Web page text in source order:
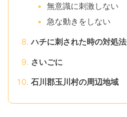
無意識に刺激しない
急な動きをしない
ハチに刺された時の対処法
さいごに
石川郡玉川村の周辺地域